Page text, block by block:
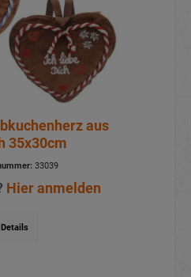
aus
35x30cm
33039
Hier anmelden
Details